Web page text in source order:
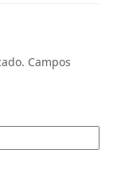
Campos